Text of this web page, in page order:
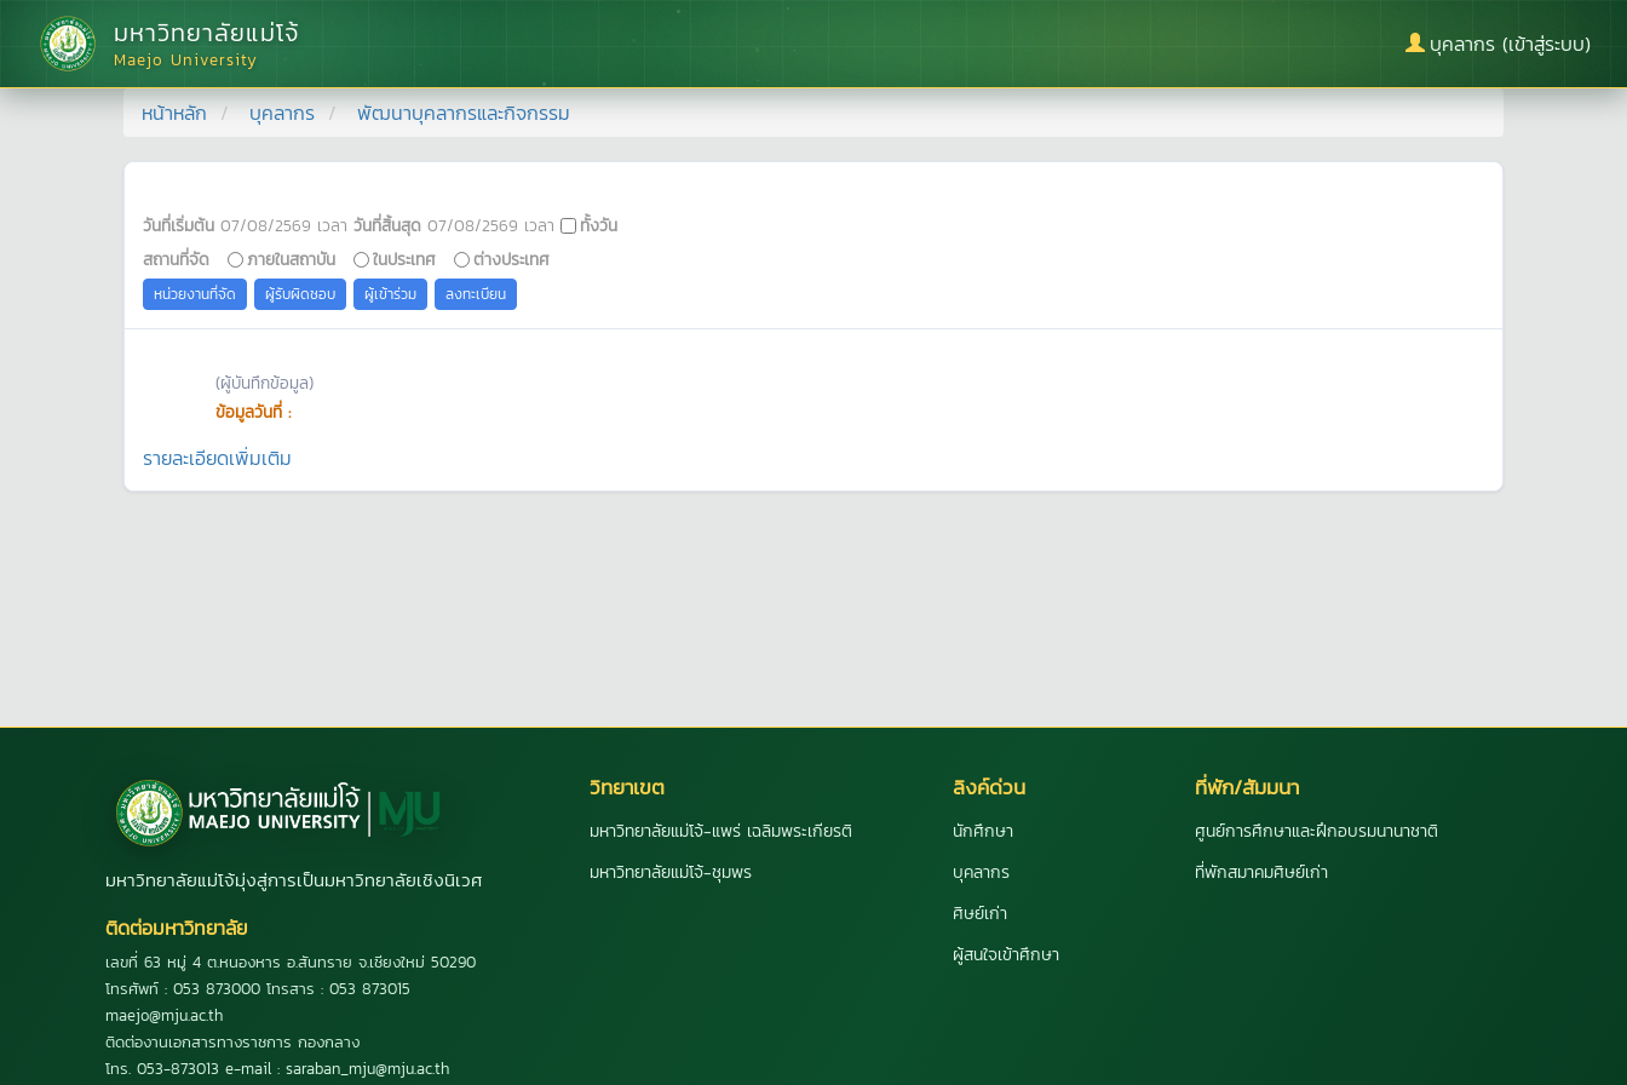
มหาวิทยาลัยแม่โจ้
Maejo University
บุคลากร (เข้าสู่ระบบ)
หน้าหลัก บุคลากร พัฒนาบุคลากรและกิจกรรม
วันที่เริ่มต้น 07/08/2569 เวลา วันที่สิ้นสุด 07/08/2569 เวลา
ทั้งวัน
สถานที่จัด
ภายในสถาบัน ในประเทศ ต่างประเทศ
หน่วยงานที่จัด ผู้รับผิดชอบ ผู้เข้าร่วม ลงทะเบียน
(ผู้บันทึกข้อมูล)
ข้อมูลวันที่ :
รายละเอียดเพิ่มเติม
มหาวิทยาลัยแม่โจ้มุ่งสู่การเป็นมหาวิทยาลัยเชิงนิเวศ
ติดต่อมหาวิทยาลัย
เลขที่ 63 หมู่ 4 ต.หนองหาร อ.สันทราย จ.เชียงใหม่ 50290
โทรศัพท์ : 053 873000 โทรสาร : 053 873015
maejo@mju.ac.th
ติดต่องานเอกสารทางราชการ กองกลาง
โทร. 053-873013 e-mail : saraban_mju@mju.ac.th
วิทยาเขต
มหาวิทยาลัยแม่โจ้-แพร่ เฉลิมพระเกียรติ
มหาวิทยาลัยแม่โจ้-ชุมพร
ลิงค์ด่วน
นักศึกษา
บุคลากร
ศิษย์เก่า
ผู้สนใจเข้าศึกษา
ที่พัก/สัมมนา
ศูนย์การศึกษาและฝึกอบรมนานาชาติ
ที่พักสมาคมศิษย์เก่า